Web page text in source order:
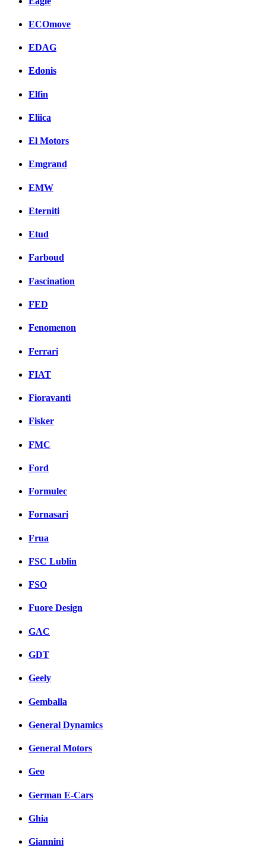
ECOmove
EDAG
Edonis
Elfin
Eliica
El Motors
Emgrand
EMW
Eterniti
Etud
Farboud
Fascination
FED
Fenomenon
Ferrari
FIAT
Fioravanti
Fisker
FMC
Ford
Formulec
Fornasari
Frua
FSC Lublin
FSO
Fuore Design
GAC
GDT
Geely
Gemballa
General Dynamics
General Motors
Geo
German E-Cars
Ghia
Giannini